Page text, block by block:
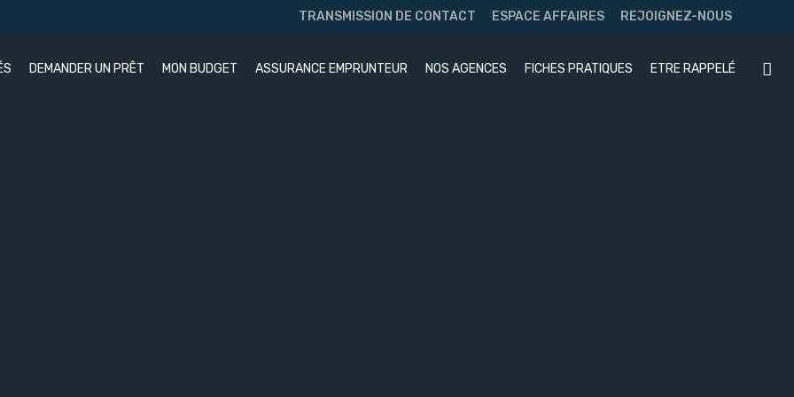
TRANSMISSION DE CONTACT ESPACE AFFAIRES REJOIGNEZ-NOUS
DEMANDER UN PRÊT MON BUDGET ASSURANCE EMPRUNTEUR NOS AGENCES FICHES PRATIQUES ETRE RAPPELÉ